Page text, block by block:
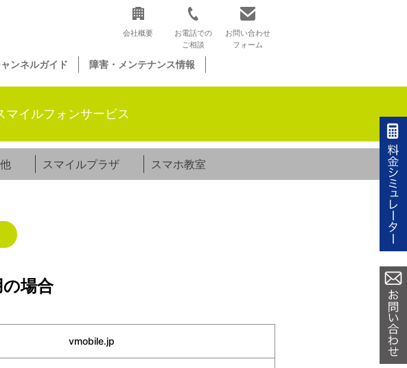
会社概要
お電話での
ご相談
お問い合わせ
フォーム
ンネルガイド 障害・メンテナンス情報
マイルフォンサービス
スマイルプラザ スマホ教室
場合
vmobile.jp